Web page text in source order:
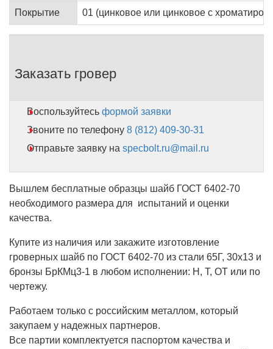
Покрытие 01 (цинковое или цинковое с
Заказать гровер
Воспользуйтесь формой заявки
Звоните по телефону 8 (812) 409-30-31
Отправьте заявку на specbolt.ru@mail.ru
Вышлем бесплатные образцы шайб ГОСТ 6402-70
необходимого размера для испытаний и оценки
качества.
Купите из наличия или закажите изготовление
гроверных шайб по ГОСТ 6402-70 из стали 65Г, 30х13 и
бронзы БрКМц3-1 в любом исполнении: Н, Т, ОТ или по
чертежу.
Работаем только с российским металлом, который
закупаем у надежных партнеров.
Все партии комплектуется паспортом качества и